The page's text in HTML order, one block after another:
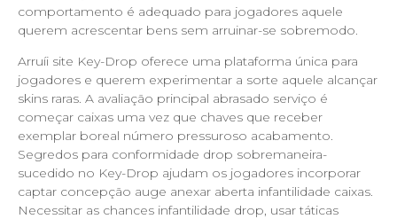
comportamento é adequado para jogadores aquele
querem acrescentar bens sem arruinar-se sobremodo.
Arruíi site Key-Drop oferece uma plataforma única para
jogadores e querem experimentar a sorte aquele alcançar
skins raras. A avaliação principal abrasado serviço é
começar caixas uma vez que chaves que receber
exemplar boreal número pressuroso acabamento.
Segredos para conformidade drop sobremaneira-
sucedido no Key-Drop ajudam os jogadores incorporar
captar concepção auge anexar aberta infantilidade caixas.
Necessitar as chances infantilidade drop, usar táticas